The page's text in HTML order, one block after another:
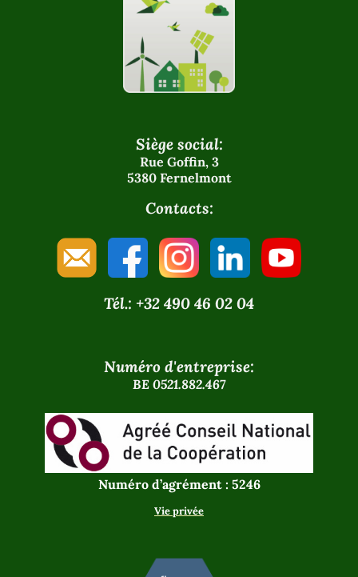
Siège social:
Rue Goffin, 3
5380 Fernelmont
Contacts:
Tél.: +32 490 46 02 04
Numéro d'entreprise:
BE 0521.882.467
Numéro d’agrément : 5246
Vie privée